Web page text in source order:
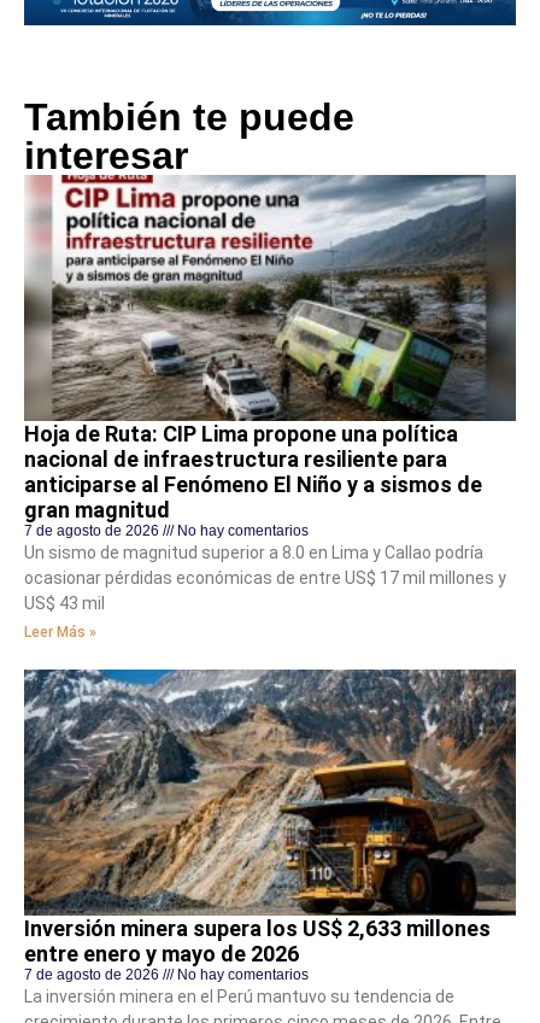
También te puede
interesar
Hoja de Ruta: CIP Lima propone una política
nacional de infraestructura resiliente para
anticiparse al Fenómeno El Niño y a sismos de
gran magnitud
7 de agosto de 2026 No hay comentarios
Un sismo de magnitud superior a 8.0 en Lima y Callao podría
ocasionar pérdidas económicas de entre US$ 17 mil millones y
US$ 43 mil
Leer Más »
Inversión minera supera los US$ 2,633 millones
entre enero y mayo de 2026
7 de agosto de 2026 No hay comentarios
La inversión minera en el Perú mantuvo su tendencia de